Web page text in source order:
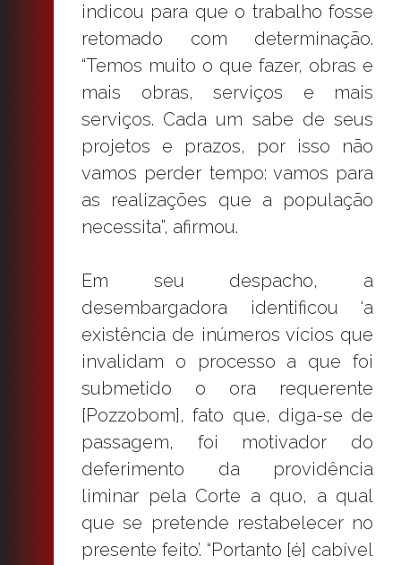
indicou para que o trabalho fosse
retomado com determinação.
“Temos muito o que fazer, obras e
mais obras, serviços e mais
serviços. Cada um sabe de seus
projetos e prazos, por isso não
vamos perder tempo: vamos para
as realizações que a população
necessita”, afirmou.
Em seu despacho, a
desembargadora identificou ‘a
existência de inúmeros vícios que
invalidam o processo a que foi
submetido o ora requerente
[Pozzobom], fato que, diga-se de
passagem, foi motivador do
deferimento da providência
liminar pela Corte a quo, a qual
que se pretende restabelecer no
presente feito’. “Portanto [é] cabível